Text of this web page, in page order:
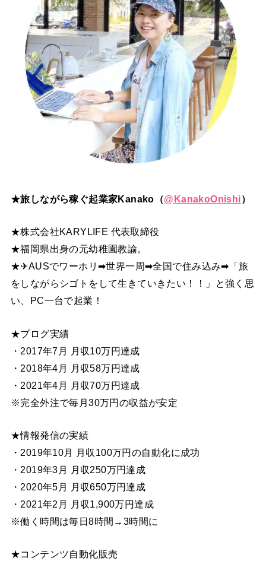
★旅しながら稼ぐ起業家Kanako（@KanakoOnishi）
★株式会社KARYLIFE 代表取締役
★福岡県出身の元幼稚園教諭。
★✈AUSでワーホリ➡世界一周➡全国で住み込み➡「旅
をしながらシゴトをして生きていきたい！！」と強く思
い、PC一台で起業！
★ブログ実績
・2017年7月 月収10万円達成
・2018年4月 月収58万円達成
・2021年4月 月収70万円達成
※完全外注で毎月30万円の収益が安定
★情報発信の実績
・2019年10月 月収100万円の自動化に成功
・2019年3月 月収250万円達成
・2020年5月 月収650万円達成
・2021年2月 月収1,900万円達成
※働く時間は毎日8時間→3時間に
★コンテンツ自動化販売